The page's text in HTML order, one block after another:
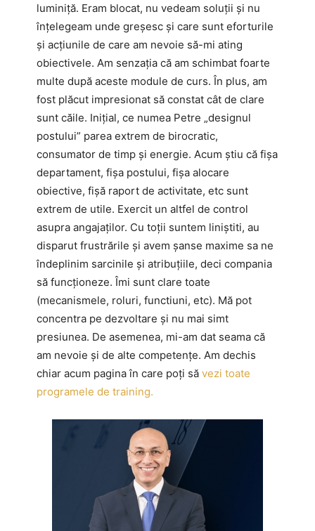
luminiță. Eram blocat, nu vedeam soluții și nu
înțelegeam unde greșesc și care sunt eforturile
și acțiunile de care am nevoie să-mi ating
obiectivele. Am senzația că am schimbat foarte
multe după aceste module de curs. În plus, am
fost plăcut impresionat să constat cât de clare
sunt căile. Inițial, ce numea Petre „designul
postului” parea extrem de birocratic,
consumator de timp și energie. Acum știu că fișa
departament, fișa postului, fișa alocare
obiective, fișă raport de activitate, etc sunt
extrem de utile. Exercit un altfel de control
asupra angajaților. Cu toții suntem liniștiti, au
disparut frustrările și avem șanse maxime sa ne
îndeplinim sarcinile și atribuțiile, deci compania
să funcționeze. Îmi sunt clare toate
(mecanismele, roluri, functiuni, etc). Mă pot
concentra pe dezvoltare și nu mai simt
presiunea. De asemenea, mi-am dat seama că
am nevoie și de alte competențe. Am dechis
chiar acum pagina în care poți să vezi toate
programele de training.